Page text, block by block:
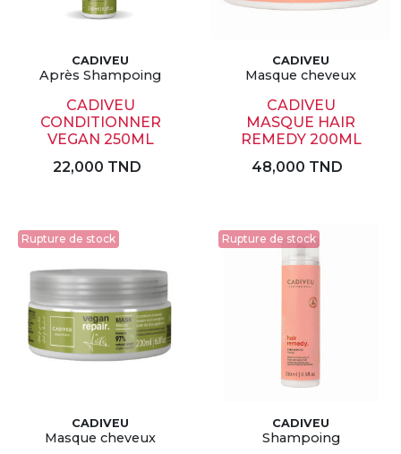
CADIVEU
Après Shampoing
CADIVEU
CONDITIONNER
VEGAN 250ML
22,000 TND
CADIVEU
Masque cheveux
CADIVEU
MASQUE HAIR
REMEDY 200ML
48,000 TND
Rupture de stock
CADIVEU
Masque cheveux
Rupture de stock
CADIVEU
Shampoing